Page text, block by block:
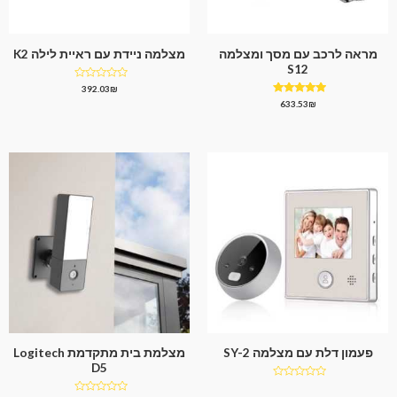
מראה לרכב עם מסך ומצלמה
S12
דורג
633.53₪
מצלמה ניידת עם ראיית לילה K2
דורג392.03₪
פעמון דלת עם מצלמה SY-2
מצלמת בית מתקדמת Logitech
D5